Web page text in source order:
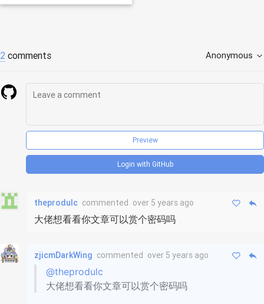
2 comments Anonymous
Preview
Login with GitHub
theprodulc commented over 5 years ago
大佬想看看你文章可以赏个密码吗
zjicmDarkWing commented over 5 years ago
@theprodulc
大佬想看看你文章可以赏个密码吗